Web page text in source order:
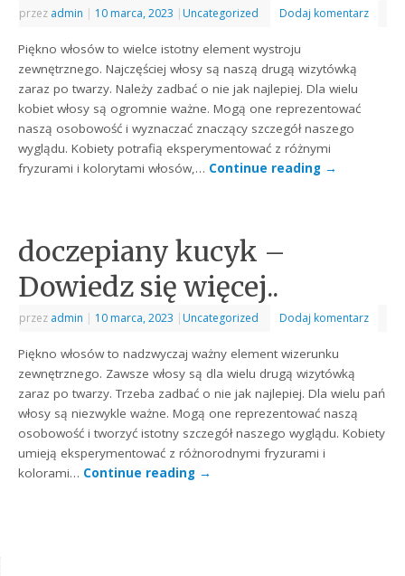
przez admin | 10 marca, 2023 | Uncategorized Dodaj komentarz
Piękno włosów to wielce istotny element wystroju
zewnętrznego. Najczęściej włosy są naszą drugą wizytówką
zaraz po twarzy. Należy zadbać o nie jak najlepiej. Dla wielu
kobiet włosy są ogromnie ważne. Mogą one reprezentować
naszą osobowość i wyznaczać znaczący szczegół naszego
wyglądu. Kobiety potrafią eksperymentować z różnymi
fryzurami i kolorytami włosów,… Continue reading →
doczepiany kucyk –
Dowiedz się więcej..
przez admin | 10 marca, 2023 | Uncategorized Dodaj komentarz
Piękno włosów to nadzwyczaj ważny element wizerunku
zewnętrznego. Zawsze włosy są dla wielu drugą wizytówką
zaraz po twarzy. Trzeba zadbać o nie jak najlepiej. Dla wielu pań
włosy są niezwykle ważne. Mogą one reprezentować naszą
osobowość i tworzyć istotny szczegół naszego wyglądu. Kobiety
umieją eksperymentować z różnorodnymi fryzurami i
kolorami… Continue reading →